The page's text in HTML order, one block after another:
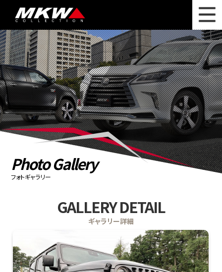
WHAT'S NEW ニュース
WHEEL LINEUP ホイールラインナップ
OTHER PRODUCT 関連製品
PHOTO GALLERY フォトギャラリー
カタログ請求
PRIVACY POLICY 個人情報保護方針
Photo Gallery
フォトギャラリー
GALLERY DETAIL
ギャラリー詳細